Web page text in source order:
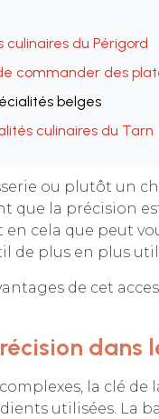
du Périgord
commander des
belges
culinaires du Tarn
ou plutôt un
que la précision
en cela que peut
de plus en plus
de cet
dans
la clé de
utilisées. La